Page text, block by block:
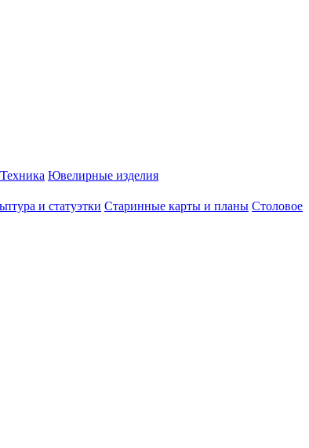
Техника Ювелирные изделия
и статуэтки Старинные карты и планы Столовое